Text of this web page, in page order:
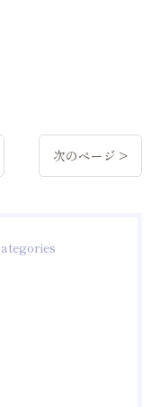
次のページ >